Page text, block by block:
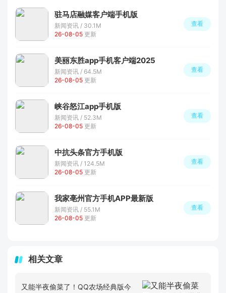
驻马店融媒客户端手机版
新闻资讯 / 30.1M
26-08-05 更新
查看
美丽东胜app手机客户端2025
新闻资讯 / 64.5M
26-08-05 更新
查看
峡谷怒江app手机版
新闻资讯 / 52.3M
26-08-05 更新
查看
中抗头条官方手机版
新闻资讯 / 124.5M
26-08-05 更新
查看
我家亳州官方手机APP最新版
新闻资讯 / 55.1M
26-08-05 更新
查看
相关文章
又能半夜偷菜了！QQ农场经典版今